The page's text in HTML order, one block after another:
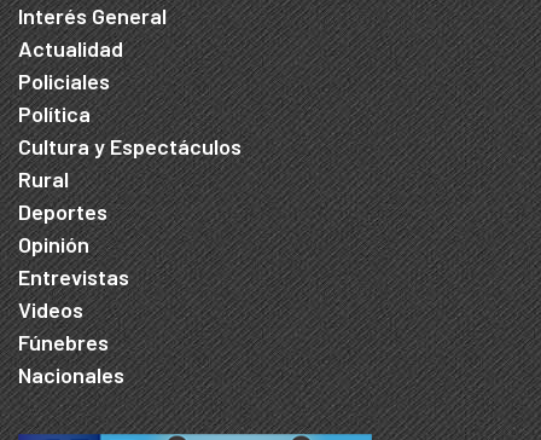
Interés General
Actualidad
Policiales
Política
Cultura y Espectáculos
Rural
Deportes
Opinión
Entrevistas
Videos
Fúnebres
Nacionales